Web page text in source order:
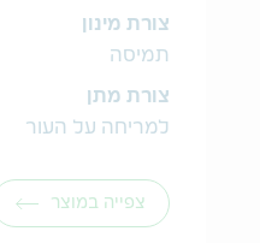
צורת מינון
תמיסה
צורת מתן
למריחה על העור
צפייה במוצר